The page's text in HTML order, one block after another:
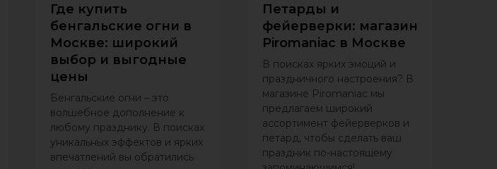
Где купить
бенгальские огни в
Москве: широкий
выбор и выгодные
цены
Бенгальские огни – это
волшебное дополнение к
любому празднику. В поисках
уникальных эффектов и ярких
впечатлений вы обратились
Петарды и
фейерверки: магазин
Piromaniac в Москве
В поисках ярких эмоций и
праздничного настроения? В
магазине Piromaniac мы
предлагаем широкий
ассортимент фейерверков и
петард, чтобы сделать ваш
праздник по-настоящему